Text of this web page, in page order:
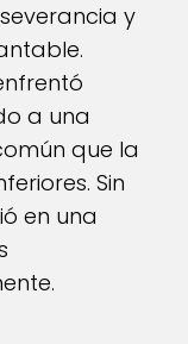
y
a una
que la
Sin
en una